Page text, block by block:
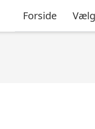
Forside